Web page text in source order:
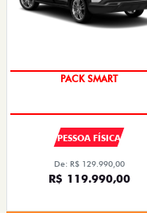
PACK SMART
PESSOA FÍSICA
De: R$ 129.990,00
R$ 119.990,00